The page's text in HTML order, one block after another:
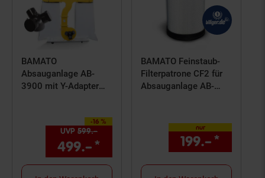
BAMATO
Absauganlage AB-
3900 mit Y-Adapter
-16 %
Sie Sparen 16 Prozent,
UVP 599.–
499.–* Aktueller Preis: 499,–€
BAMATO Feinstaub-
Filterpatrone CF2 für
Absauganlage AB-
nur
199.–*